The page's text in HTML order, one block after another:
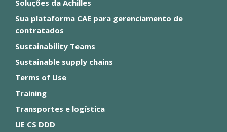
Soluções da Achilles
Sua plataforma CAE para gerenciamento de
contratados
Sustainability Teams
Sustainable supply chains
Terms of Use
Training
Transportes e logística
UE CS DDD